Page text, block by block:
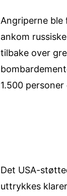
Angriperne
ankom
tilbake over
1.500
Det USA-
uttrykkes